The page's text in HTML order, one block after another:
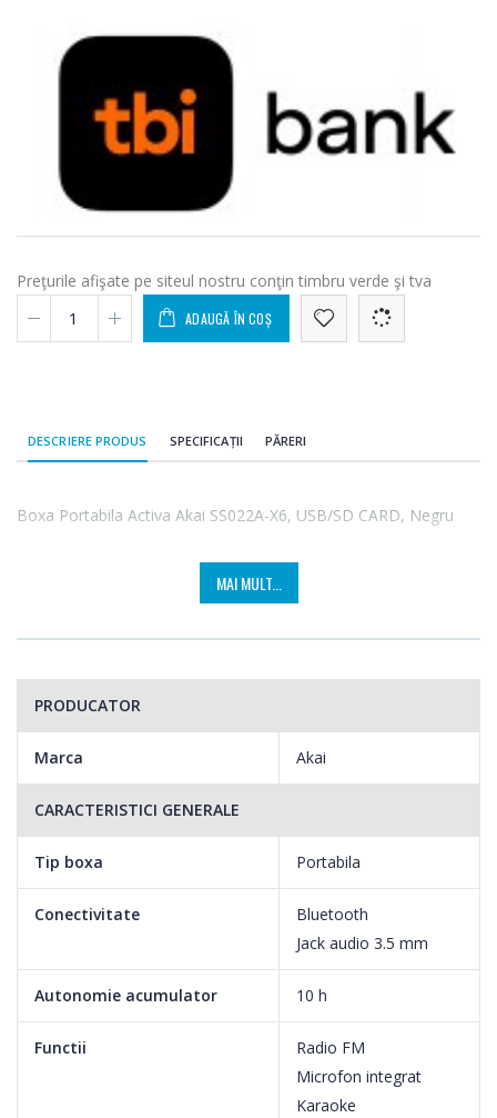
Preţurile afişate pe siteul nostru conţin timbru verde şi tva
ADAUGĂ ÎN COȘ
DESCRIERE PRODUS SPECIFICAȚII PĂRERI
Boxa Portabila Activa Akai SS022A-X6, USB/SD CARD, Negru
MAI MULT...
PRODUCATOR
Marca Akai
CARACTERISTICI GENERALE
Tip boxa Portabila
Conectivitate
Bluetooth
Jack audio 3.5 mm
Autonomie acumulator 10 h
Functii
Radio FM
Microfon integrat
Karaoke